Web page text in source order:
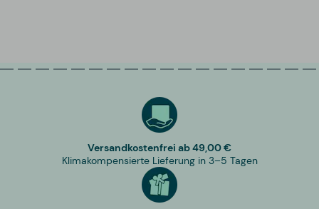
Versandkostenfrei ab 49,00 €
Klimakompensierte Lieferung in 3–5 Tagen